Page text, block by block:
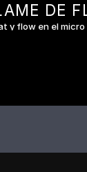
DE
y flow en el micro